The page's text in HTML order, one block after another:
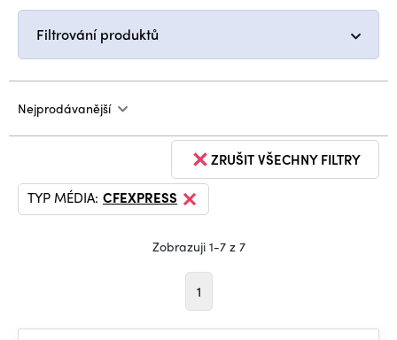
Filtrování produktů
Nejprodávanější
ZRUŠIT VŠECHNY FILTRY
TYP MÉDIA: CFEXPRESS
Zobrazuji 1-7 z 7
1